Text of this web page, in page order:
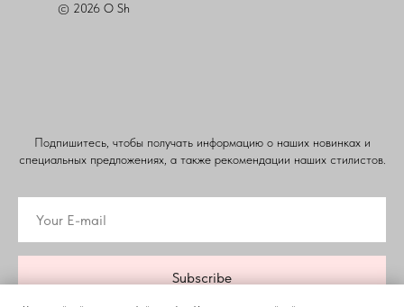
© 2026 O Sh
Подпишитесь, чтобы получать информацию о наших новинках и
специальных предложениях, а также рекомендации наших стилистов.
Subscribe